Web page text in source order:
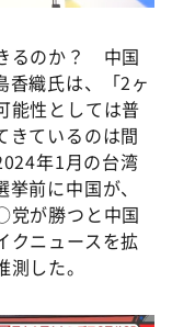
るのか？ 中国
香織氏は、「2ヶ
能性としては普
きているのは間
年1月の台湾
前に中国が、
党が勝つと中国
クニュースを拡
した。